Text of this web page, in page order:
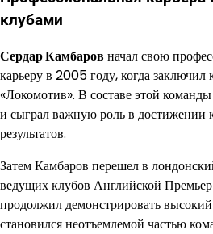
клубами
Сердар Камбаровначал свою
карьеру в 2005 году, когда
«Локомотив». В составе этой
и сыграл важную роль в достижении
результатов.
Затем Камбаров перешел в
ведущих клубов Английской
продолжил демонстрировать
становился неотъемлемой частью